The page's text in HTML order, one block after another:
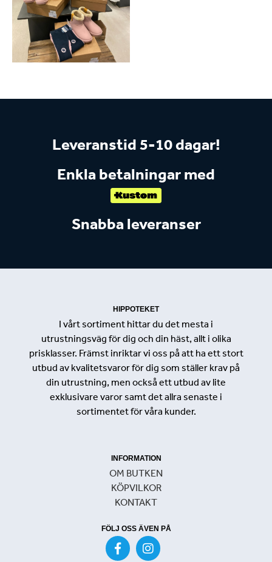
Leveranstid 5-10 dagar!
Enkla betalningar med
Snabba leveranser
HIPPOTEKET
I vårt sortiment hittar du det mesta i
utrustningsväg för dig och din häst, allt i olika
prisklasser. Främst inriktar vi oss på att ha ett stort
utbud av kvalitetsvaror för dig som ställer krav på
din utrustning, men också ett utbud av lite
exklusivare varor samt det allra senaste i
sortimentet för våra kunder.
INFORMATION
OM BUTKEN
KÖPVILKOR
KONTAKT
FÖLJ OSS ÄVEN PÅ